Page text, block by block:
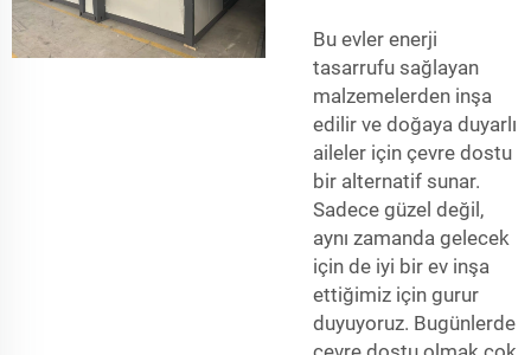
Bu evler enerji
tasarrufu sağlayan
malzemelerden inşa
edilir ve doğaya duyarlı
aileler için çevre dostu
bir alternatif sunar.
Sadece güzel değil,
aynı zamanda gelecek
için de iyi bir ev inşa
ettiğimiz için gurur
duyuyoruz. Bugünlerde